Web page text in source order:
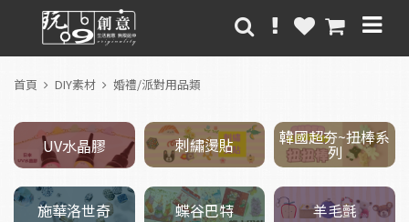
首頁 DIY素材 婚禮/派對用品類
UV水晶膠 刺繡燙貼 韓國超夯~扭棒系
列
施華洛世奇 蝶谷巴特 羊毛氈